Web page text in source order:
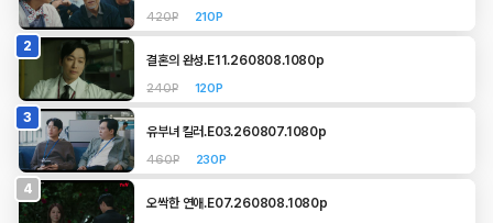
420P 210P
2
결혼의 완성.E11.260808.1080p
240P 120P
3
유부녀 킬러.E03.260807.1080p
460P 230P
4
오싹한 연애.E07.260808.1080p